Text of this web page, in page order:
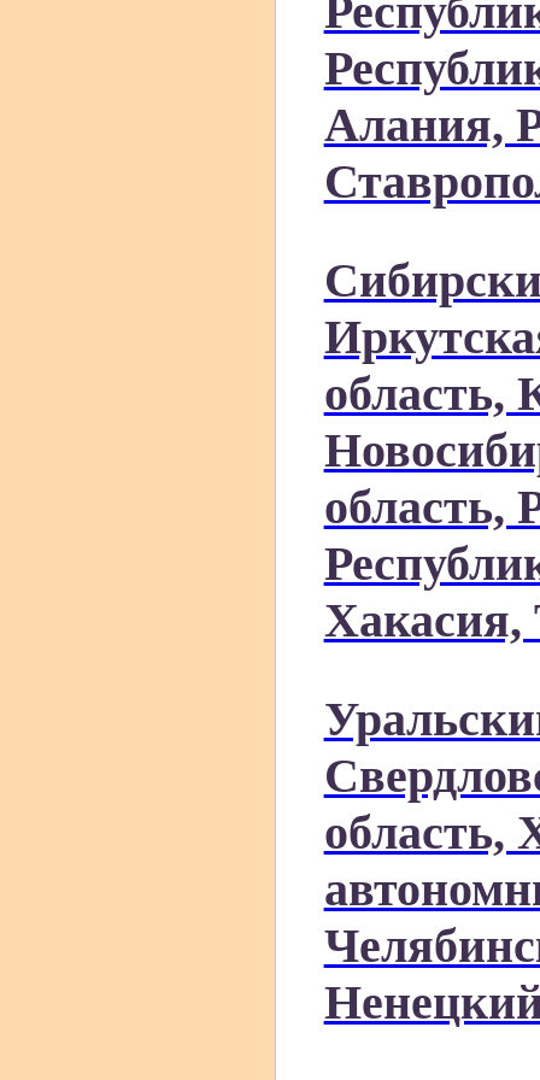
Алания,
область,
область,
Хакасия,